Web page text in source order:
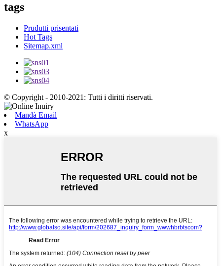
tags
Prudutti prisentati
Hot Tags
Sitemap.xml
© Copyright - 2010-2021: Tutti i diritti riservati.
Mandà Email
WhatsApp
x